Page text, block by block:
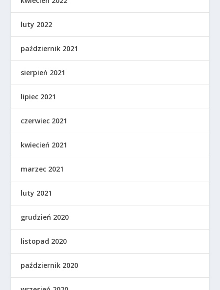
luty 2022
październik 2021
sierpień 2021
lipiec 2021
czerwiec 2021
kwiecień 2021
marzec 2021
luty 2021
grudzień 2020
listopad 2020
październik 2020